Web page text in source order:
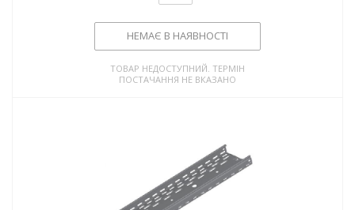
НЕМАЄ В НАЯВНОСТІ
ТОВАР НЕДОСТУПНИЙ. ТЕРМІН
ПОСТАЧАННЯ НЕ ВКАЗАНО